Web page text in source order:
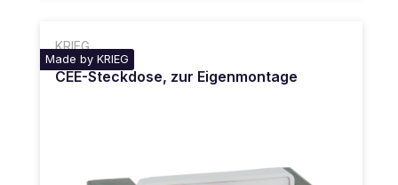
KRIEG
Made by KRIEG
CEE-Steckdose, zur Eigenmontage